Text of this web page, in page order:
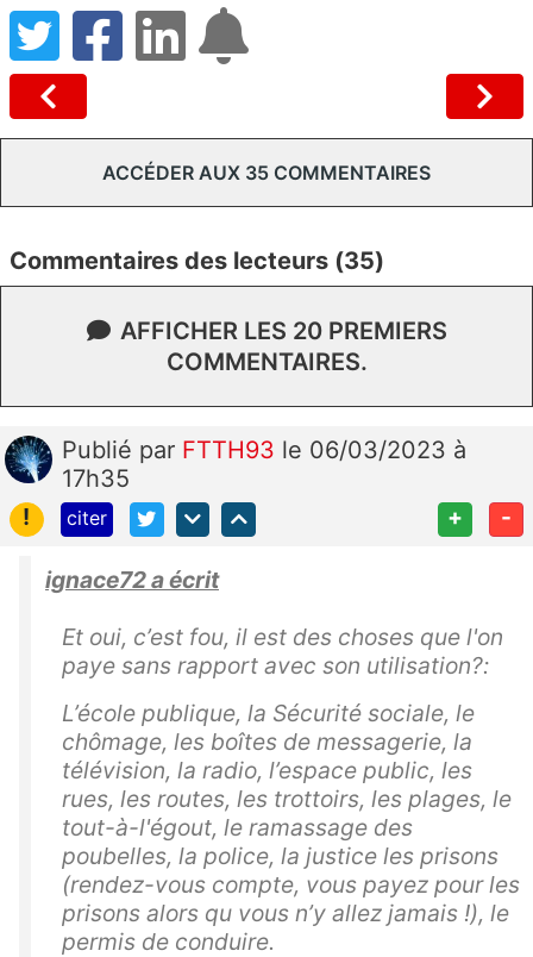
ACCÉDER AUX 35 COMMENTAIRES
Commentaires des lecteurs (35)
AFFICHER LES 20 PREMIERS
COMMENTAIRES.
Publié par FTTH93 le 06/03/2023 à
17h35
!
citer + -
ignace72 a écrit
Et oui, c’est fou, il est des choses que l'on
paye sans rapport avec son utilisation?:
L’école publique, la Sécurité sociale, le
chômage, les boîtes de messagerie, la
télévision, la radio, l’espace public, les
rues, les routes, les trottoirs, les plages, le
tout-à-l'égout, le ramassage des
poubelles, la police, la justice les prisons
(rendez-vous compte, vous payez pour les
prisons alors qu vous n’y allez jamais !), le
permis de conduire.